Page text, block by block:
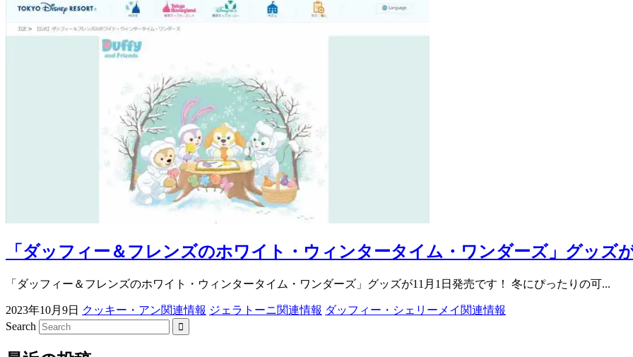
「ダッフィー＆フレンズのホワイト・ウィンタータイム・ワンダーズ」グッズが
「ダッフィー＆フレンズのホワイト・ウィンタータイム・ワンダーズ」グッズが11月1日発売です！ 冬にぴったりの可...
2023年10月9日 クッキー・アン関連情報 ジェラトーニ関連情報 ダッフィー・シェリーメイ関連情報
Search